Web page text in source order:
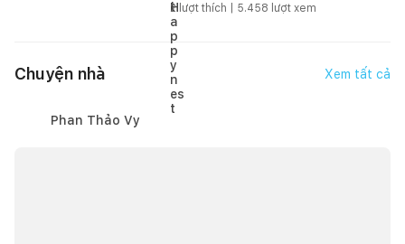
2lượt thích | 5.458 lượt xem
Chuyện nhà Xem tất cả
Phan Thảo Vy